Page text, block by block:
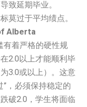
致延期毕业。
莫过于平均绩点。
Alberta
有着严格的硬性规
2.0以上才能顺利毕
3.0或以上）。这意
，必须保持稳定的
破2.0，学生将面临